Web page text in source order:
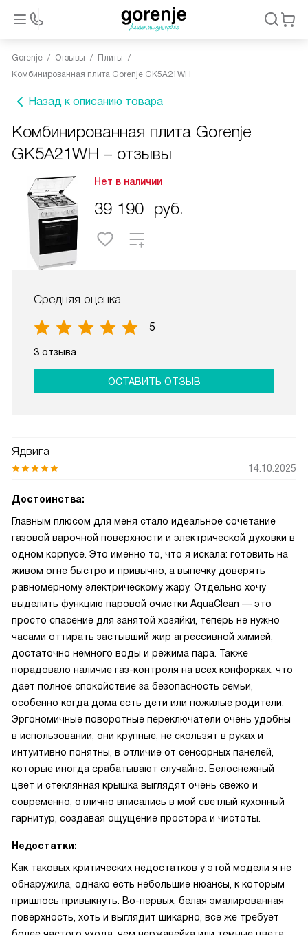
Gorenje Отзывы
Плиты
Комбинированная плита Gorenje GK5A21WH
Назад к описанию товара
Комбинированная плита Gorenje
GK5A21WH – отзывы
Нет в наличии
39 190 руб.
Средняя оценка
5
3 отзыва
ОСТАВИТЬ ОТЗЫВ
Ядвига
14.10.2025
Достоинства:
Главным плюсом для меня стало идеальное сочетание
газовой варочной поверхности и электрической духовки в
одном корпусе. Это именно то, что я искала: готовить на
живом огне быстро и привычно, а выпечку доверять
равномерному электрическому жару. Отдельно хочу
выделить функцию паровой очистки AquaClean — это
просто спасение для занятой хозяйки, теперь не нужно
часами оттирать застывший жир агрессивной химией,
достаточно немного воды и режима пара. Также
порадовало наличие газ-контроля на всех конфорках, что
дает полное спокойствие за безопасность семьи,
особенно когда дома есть дети или пожилые родители.
Эргономичные поворотные переключатели очень удобны
в использовании, они крупные, не скользят в руках и
интуитивно понятны, в отличие от сенсорных панелей,
которые иногда срабатывают случайно. Белоснежный
цвет и стеклянная крышка выглядят очень свежо и
современно, отлично вписались в мой светлый кухонный
гарнитур, создавая ощущение простора и чистоты.
Недостатки:
Как таковых критических недостатков у этой модели я не
обнаружила, однако есть небольшие нюансы, к которым
пришлось привыкнуть. Во-первых, белая эмалированная
поверхность, хоть и выглядит шикарно, все же требует